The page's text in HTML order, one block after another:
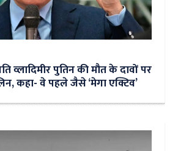
व्लादिमीर पुतिन की मौत के दावों पर
कहा- वे पहले जैसे ‘मेगा एक्टिव’